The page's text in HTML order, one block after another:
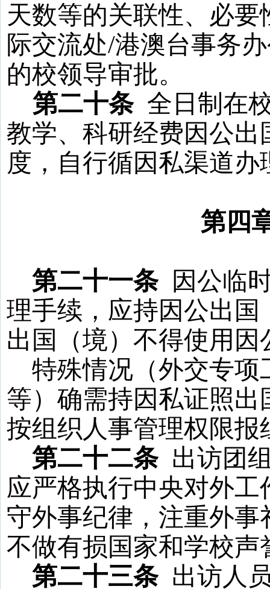
天数等的关联性、必
际交流处/港澳台事务
的校领导审批。
第二十条 全日制在
教学、科研经费因公
度，自行循因私渠道
第四
第二十一条 因公临
理手续，应持因公出
出国（境）不得使用因
特殊情况（外交专
等）确需持因私证照
按组织人事管理权限
第二十二条 出访团
应严格执行中央对外
守外事纪律，注重外
不做有损国家和学校声
第二十三条 出访人